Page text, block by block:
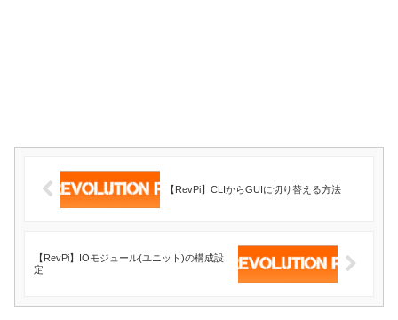
【RevPi】CLIからGUIに切り替える方法
【RevPi】IOモジュール(ユニット)の構成設
定